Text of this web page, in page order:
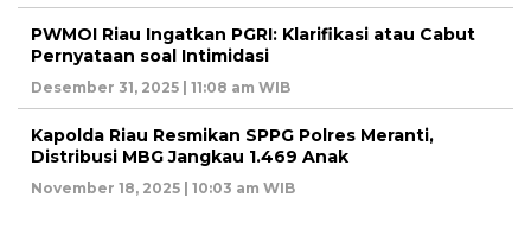
PWMOI Riau Ingatkan PGRI: Klarifikasi atau Cabut
Pernyataan soal Intimidasi
Desember 31, 2025 | 11:08 am WIB
Kapolda Riau Resmikan SPPG Polres Meranti,
Distribusi MBG Jangkau 1.469 Anak
November 18, 2025 | 10:03 am WIB